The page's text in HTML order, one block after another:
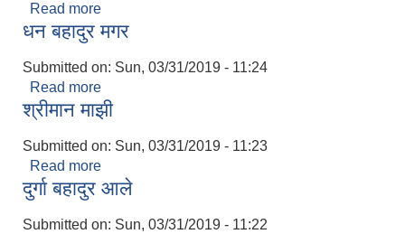
Read more
धन बहादुर मगर
Submitted on: Sun, 03/31/2019 - 11:24
Read more
श्रीमान माझी
Submitted on: Sun, 03/31/2019 - 11:23
Read more
दुर्गा बहादुर आले
Submitted on: Sun, 03/31/2019 - 11:22